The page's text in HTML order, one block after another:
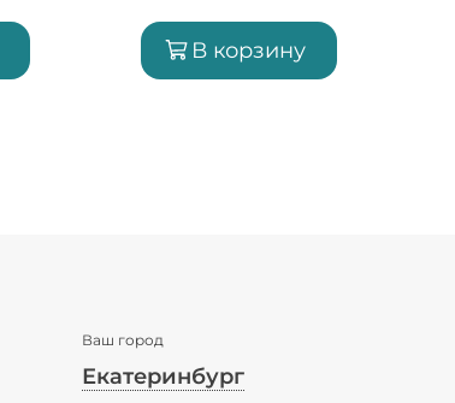
В корзину
Ваш город
Екатеринбург